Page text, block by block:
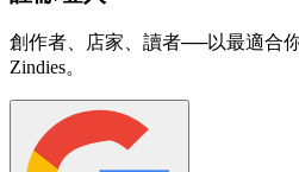
創作者、店家、讀者──以最適合
Zindies。